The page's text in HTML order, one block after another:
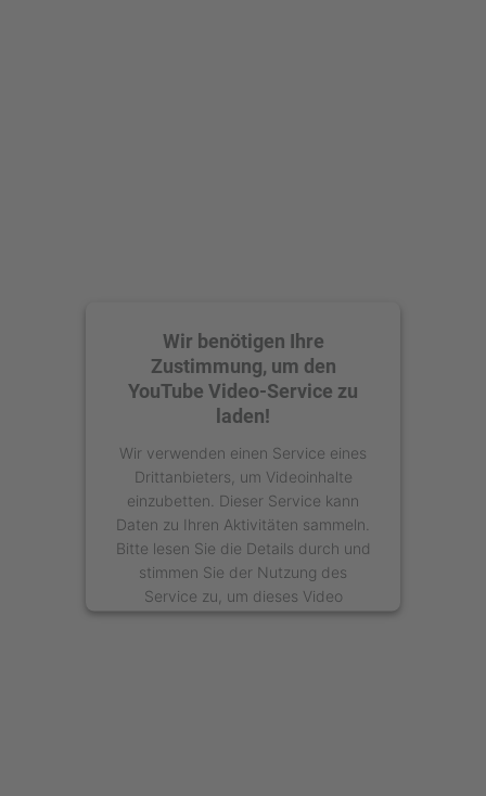
Wir benötigen Ihre
Zustimmung, um den
YouTube Video-Service zu
laden!
Wir verwenden einen Service eines
Drittanbieters, um Videoinhalte
einzubetten. Dieser Service kann
Daten zu Ihren Aktivitäten sammeln.
Bitte lesen Sie die Details durch und
stimmen Sie der Nutzung des
Service zu, um dieses Video
anzusehen.